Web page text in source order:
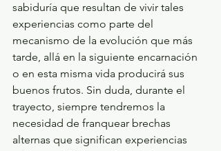
sabiduría que resultan de vivir tales
experiencias como parte del
mecanismo de la evolución que más
tarde, allá en la siguiente encarnación
o en esta misma vida producirá sus
buenos frutos. Sin duda, durante el
trayecto, siempre tendremos la
necesidad de franquear brechas
alternas que significan experiencias